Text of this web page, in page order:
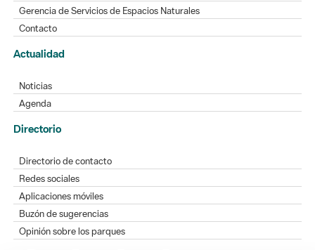
Gerencia de Servicios de Espacios Naturales
Contacto
Actualidad
Noticias
Agenda
Directorio
Directorio de contacto
Redes sociales
Aplicaciones móviles
Buzón de sugerencias
Opinión sobre los parques